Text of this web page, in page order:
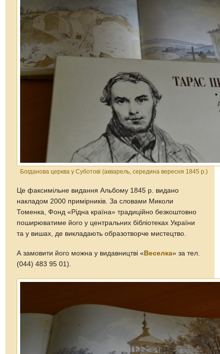
Богданова церква у Суботові (акварель, середина вересня 1845 р.)
Це факсимільне видання Альбому 1845 р. видано
накладом 2000 примірників. За словами Миколи
Томенка, Фонд «Рідна країна» традиційно безкоштовно
поширюватиме його у центральних бібліотеках України
та у вишах, де викладають образотворче мистецтво.
А замовити його можна у видавництві « Веселка» за тел.
(044) 483 95 01).